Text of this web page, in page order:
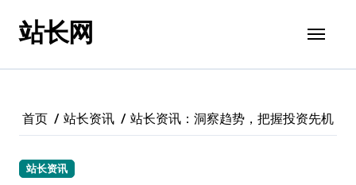
站长网
首页 站长资讯 站长资讯：洞察趋势，把握投资先机
站长资讯